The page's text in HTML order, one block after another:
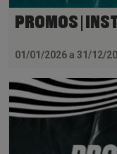
PROMOS |
01/01/2026 a 31/12/